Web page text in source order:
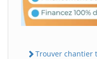
Trouver chantier